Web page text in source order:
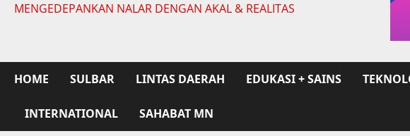
MENGEDEPANKAN NALAR DENGAN AKAL & REALITAS
HOME SULBAR LINTAS DAERAH EDUKASI + SAINS
INTERNATIONAL SAHABAT MN